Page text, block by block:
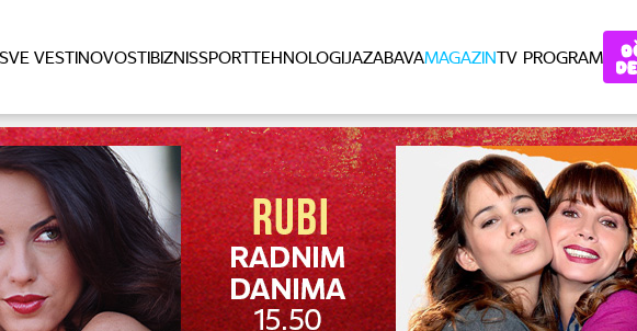
SVE VESTINOVOSTIBIZNISSPORTTEHNOLOGIJAZABAVAMAGAZINTV PROGRAM